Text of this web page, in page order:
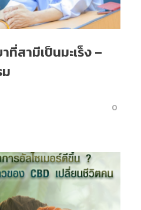
สามีเป็นมะเร็ง –
0